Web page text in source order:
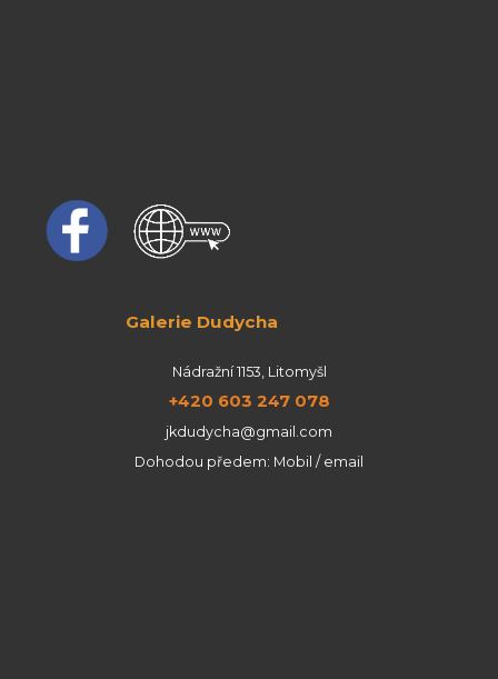
Galerie Dudycha
Nádražní 1153, Litomyšl
+420 603 247 078
jkdudycha@gmail.com
Dohodou předem: Mobil / email